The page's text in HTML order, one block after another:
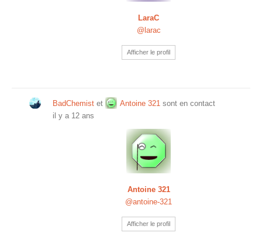
LaraC
@larac
Afficher le profil
BadChemist et Antoine 321 sont en contact
il y a 12 ans
Antoine 321
@antoine-321
Afficher le profil